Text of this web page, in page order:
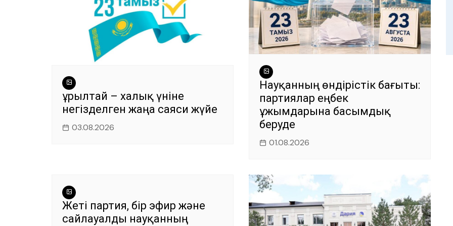
Құрылтай – халық үніне
негізделген жаңа саяси жүйе
03.08.2026
Науқанның өндірістік бағыты:
партиялар еңбек
ұжымдарына басымдық
беруде
01.08.2026
Жеті партия, бір эфир және
сайлауалды науқанның